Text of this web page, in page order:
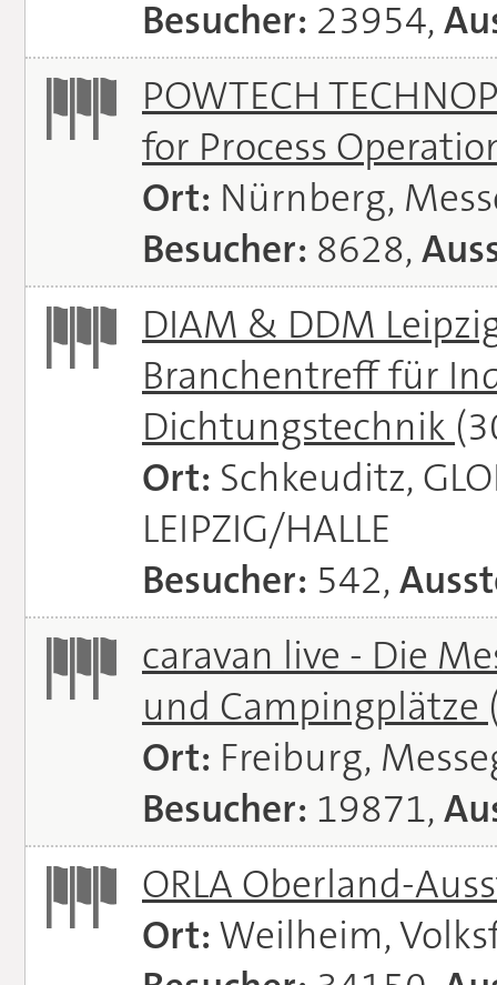
Besucher: 23954,
POWTECH
for Process
Ort: Nürnberg,
Besucher: 8628,
DIAM & DDM
Branchentreff für
Dichtungstechnik
Ort: Schkeuditz,
LEIPZIG/HALLE
Besucher: 542,
caravan live - Die
und Campingplätze
Ort: Freiburg,
Besucher: 19871,
ORLA Oberland-
Ort: Weilheim,